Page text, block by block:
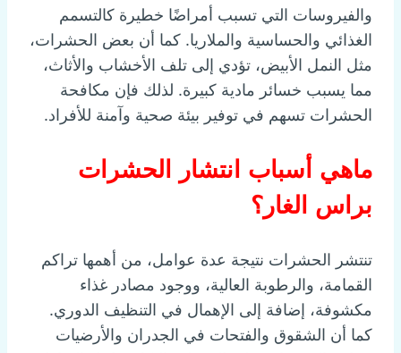
والفيروسات التي تسبب أمراضًا خطيرة كالتسمم
الغذائي والحساسية والملاريا. كما أن بعض الحشرات،
مثل النمل الأبيض، تؤدي إلى تلف الأخشاب والأثاث،
مما يسبب خسائر مادية كبيرة. لذلك فإن مكافحة
الحشرات تسهم في توفير بيئة صحية وآمنة للأفراد.
ماهي أسباب انتشار الحشرات
براس الغار؟
تنتشر الحشرات نتيجة عدة عوامل، من أهمها تراكم
القمامة، والرطوبة العالية، ووجود مصادر غذاء
مكشوفة، إضافة إلى الإهمال في التنظيف الدوري.
كما أن الشقوق والفتحات في الجدران والأرضيات